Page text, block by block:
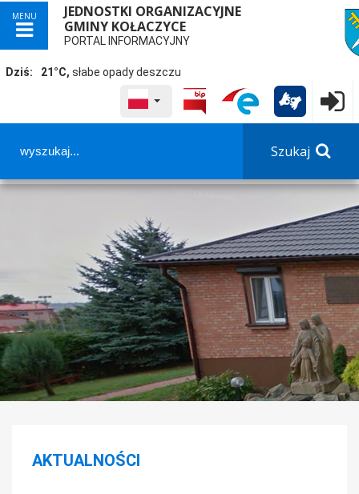
MENU
JEDNOSTKI ORGANIZACYJNE
GMINY KOŁACZYCE
PORTAL INFORMACYJNY
Dziś: 21°C, słabe opady deszczu
WYBRANY JĘZYK POLSKA
Szukaj
Panel dostosowania ułatwień dostępu
Menu boczne
AKTUALNOŚCI